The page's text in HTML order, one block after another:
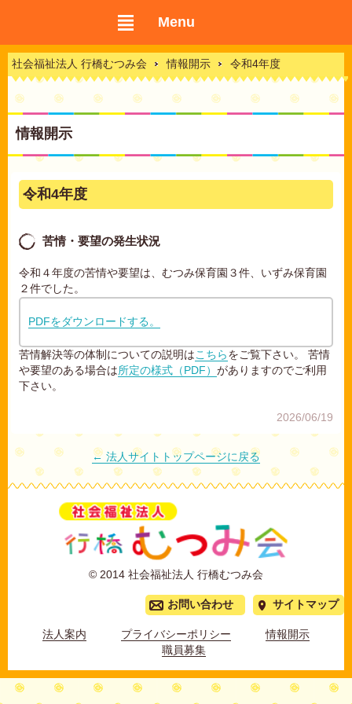
Menu
社会福祉法人 行橋むつみ会 情報開示 令和4年度
情報開示
令和4年度
苦情・要望の発生状況
令和４年度の苦情や要望は、むつみ保育園３件、いずみ保育園
２件でした。
PDFをダウンロードする。
苦情解決等の体制についての説明はこちら をご覧下さい。 苦情
や要望のある場合は所定の様式（PDF）がありますのでご利用
下さい。
2026/06/19
← 法人サイトトップページに戻る
© 2014 社会福祉法人 行橋むつみ会
サイトマップ
お問い合わせ
法人案内 プライバシーポリシー
情報開示
職員募集